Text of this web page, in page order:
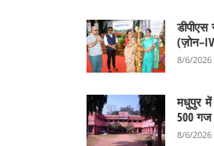
डीपीएस
8/6/2026
मधुपुर में
500 गज
8/6/2026